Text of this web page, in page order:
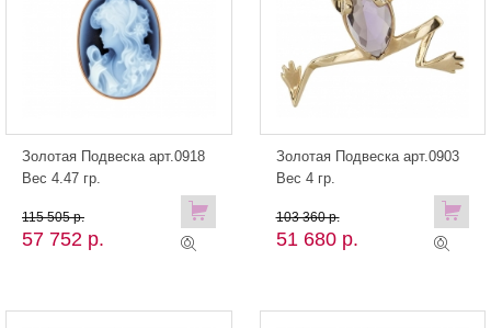
Золотая Подвеска арт.0918
Вес 4.47 гр.
57 752 р.
115 505 р.
Золотая Подвеска арт.0903
Вес 4 гр.
51 680 р.
103 360 р.